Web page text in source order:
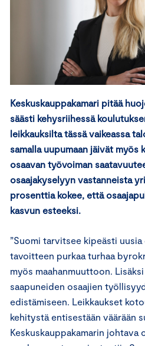
Keskuskauppakamari pitää
säästi kehysriihessä
leikkauksilta tässä vaikeassa
samalla uupumaan jäivät
osaavan työvoiman
osaajakyselyyn vastanneista
prosenttia kokee, että
kasvun esteeksi.
”Suomi tarvitsee kipeästi uusia
tavoitteen purkaa turhaa
myös maahanmuuttoon.
saapuneiden osaajien
edistämiseen. Leikkaukset
kehitystä entisestään väärään
Keskuskauppakamarin johtava